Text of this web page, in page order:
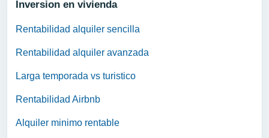
Inversion en vivienda
Rentabilidad alquiler sencilla
Rentabilidad alquiler avanzada
Larga temporada vs turistico
Rentabilidad Airbnb
Alquiler minimo rentable